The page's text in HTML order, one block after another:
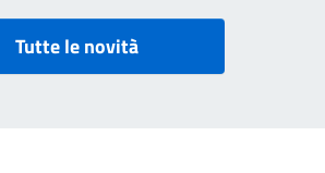
Tutte le novità